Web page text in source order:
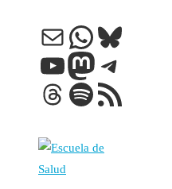
Correo electrónico
WhatsApp
Bluesky
YouTube
Mastodon
Threads
Spotify
Feed RSS